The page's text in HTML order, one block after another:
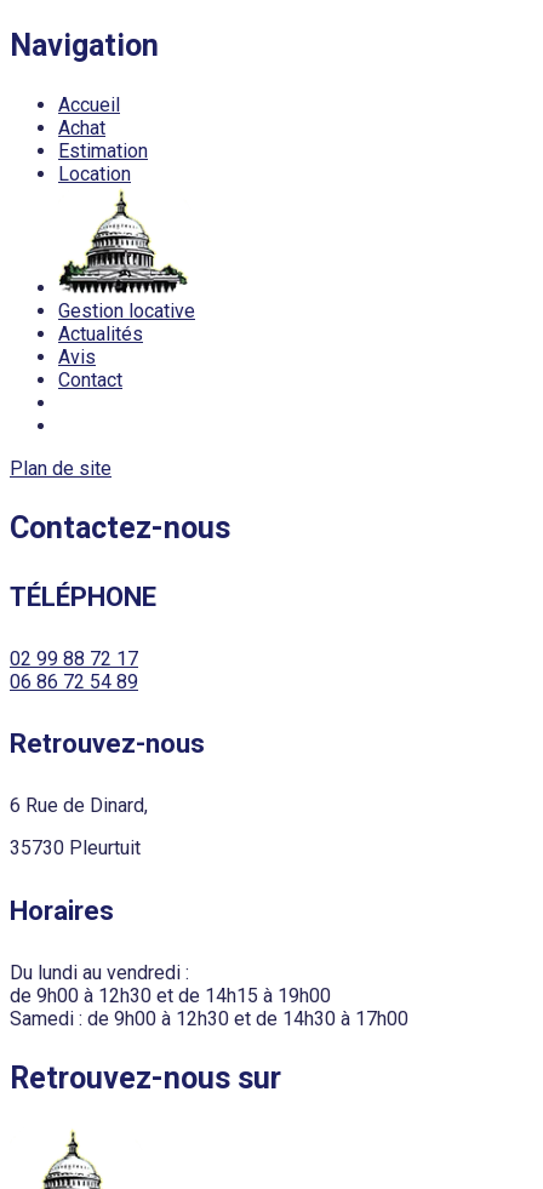
Navigation
Accueil
Achat
Estimation
Location
Gestion locative
Actualités
Avis
Contact
Plan de site
Contactez-nous
TÉLÉPHONE
02 99 88 72 17
06 86 72 54 89
Retrouvez-nous
6 Rue de Dinard,
35730 Pleurtuit
Horaires
Du lundi au vendredi :
de 9h00 à 12h30 et de 14h15 à 19h00
Samedi : de 9h00 à 12h30 et de 14h30 à 17h00
Retrouvez-nous sur